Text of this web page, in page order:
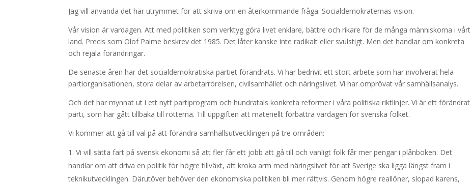
Jag vill använda det här utrymmet för att skriva om en återkommande fråga: Socialdemokraternas vision.
Vår vision är vardagen. Att med politiken som verktyg göra livet enklare, bättre och rikare för de många människorna i vårt
land. Precis som Olof Palme beskrev det 1985. Det låter kanske inte radikalt eller svulstigt. Men det handlar om konkreta
och rejäla förändringar.
De senaste åren har det socialdemokratiska partiet förändrats. Vi har bedrivit ett stort arbete som har involverat hela
partiorganisationen, stora delar av arbetarrörelsen, civilsamhället och näringslivet. Vi har omprövat vår samhällsanalys.
Och det har mynnat ut i ett nytt partiprogram och hundratals konkreta reformer i våra politiska riktlinjer. Vi är ett förändrat
parti, som har gått tillbaka till rötterna. Till uppgiften att materiellt förbättra vardagen för svenska folket.
Vi kommer att gå till val på att förändra samhällsutvecklingen på tre områden:
Vi vill sätta fart på svensk ekonomi så att fler får ett jobb att gå till och vanligt folk får mer pengar i plånboken. Det
handlar om att driva en politik för högre tillväxt, att kroka arm med näringslivet för att Sverige ska ligga längst fram i
teknikutvecklingen. Därutöver behöver den ekonomiska politiken bli mer rättvis. Genom högre reallöner, slopad karens,